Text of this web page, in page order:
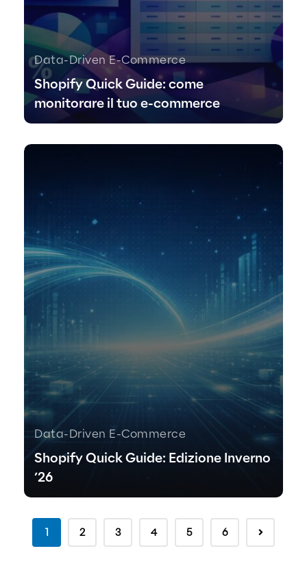
Data-Driven E-Commerce
Shopify Quick Guide: come
monitorare il tuo e-commerce
Data-Driven E-Commerce
Shopify Quick Guide: Edizione Inverno
’26
1 2 3 4 5 6